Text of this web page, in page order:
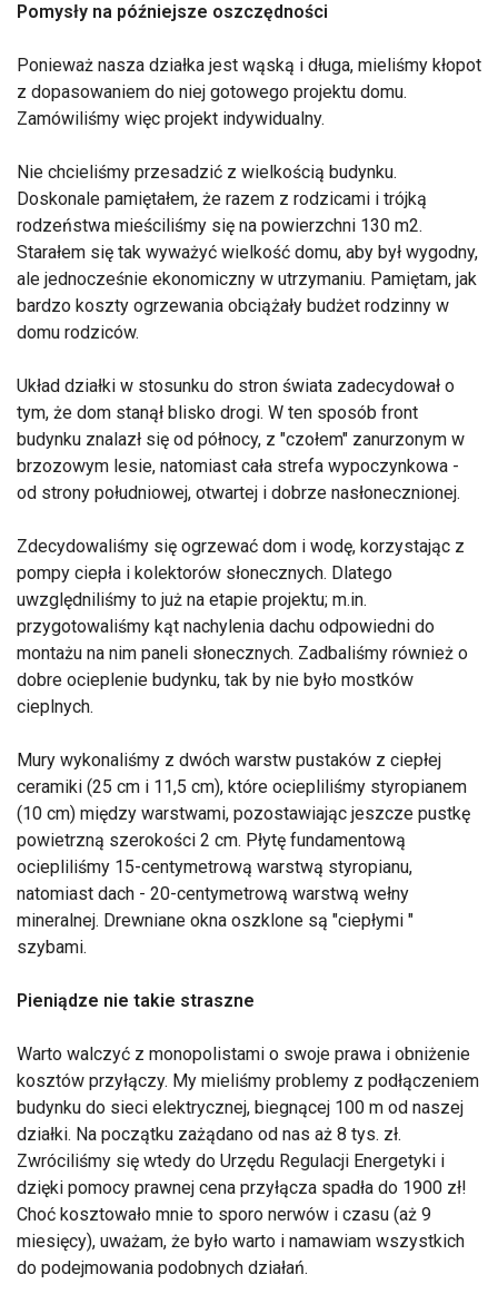
Pomysły na późniejsze oszczędności
Ponieważ nasza działka jest wąską i długa, mieliśmy kłopot
z dopasowaniem do niej gotowego projektu domu.
Zamówiliśmy więc projekt indywidualny.
Nie chcieliśmy przesadzić z wielkością budynku.
Doskonale pamiętałem, że razem z rodzicami i trójką
rodzeństwa mieściliśmy się na powierzchni 130 m2.
Starałem się tak wyważyć wielkość domu, aby był wygodny,
ale jednocześnie ekonomiczny w utrzymaniu. Pamiętam, jak
bardzo koszty ogrzewania obciążały budżet rodzinny w
domu rodziców.
Układ działki w stosunku do stron świata zadecydował o
tym, że dom stanął blisko drogi. W ten sposób front
budynku znalazł się od północy, z "czołem" zanurzonym w
brzozowym lesie, natomiast cała strefa wypoczynkowa -
od strony południowej, otwartej i dobrze nasłonecznionej.
Zdecydowaliśmy się ogrzewać dom i wodę, korzystając z
pompy ciepła i kolektorów słonecznych. Dlatego
uwzględniliśmy to już na etapie projektu; m.in.
przygotowaliśmy kąt nachylenia dachu odpowiedni do
montażu na nim paneli słonecznych. Zadbaliśmy również o
dobre ocieplenie budynku, tak by nie było mostków
cieplnych.
Mury wykonaliśmy z dwóch warstw pustaków z ciepłej
ceramiki (25 cm i 11,5 cm), które ociepliliśmy styropianem
(10 cm) między warstwami, pozostawiając jeszcze pustkę
powietrzną szerokości 2 cm. Płytę fundamentową
ociepliliśmy 15-centymetrową warstwą styropianu,
natomiast dach - 20-centymetrową warstwą wełny
mineralnej. Drewniane okna oszklone są "ciepłymi "
szybami.
Pieniądze nie takie straszne
Warto walczyć z monopolistami o swoje prawa i obniżenie
kosztów przyłączy. My mieliśmy problemy z podłączeniem
budynku do sieci elektrycznej, biegnącej 100 m od naszej
działki. Na początku zażądano od nas aż 8 tys. zł.
Zwróciliśmy się wtedy do Urzędu Regulacji Energetyki i
dzięki pomocy prawnej cena przyłącza spadła do 1900 zł!
Choć kosztowało mnie to sporo nerwów i czasu (aż 9
miesięcy), uważam, że było warto i namawiam wszystkich
do podejmowania podobnych działań.